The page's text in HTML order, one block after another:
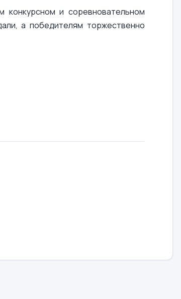
конкурсном и соревновательном
а победителям торжественно